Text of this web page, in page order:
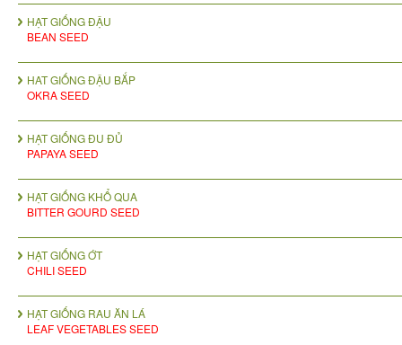
HẠT GIỐNG ĐẬU
BEAN SEED
HAT GIỐNG ĐẬU BẮP
OKRA SEED
HẠT GIỐNG ĐU ĐỦ
PAPAYA SEED
HẠT GIỐNG KHỔ QUA
BITTER GOURD SEED
HẠT GIỐNG ỚT
CHILI SEED
HẠT GIỐNG RAU ĂN LÁ
LEAF VEGETABLES SEED